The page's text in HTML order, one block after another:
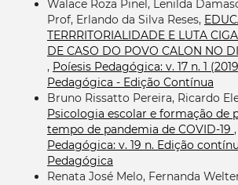
Walace Roza Pinel, Lenilda
Prof, Erlando da Silva Reses,
TERRRITORIALIDADE E LUTA
DE CASO DO POVO CALON NO
, Poíesis Pedagógica: v. 17 n. 1
Pedagógica - Edição Contínua
Bruno Rissatto Pereira, Ricardo
Psicologia escolar e formação de
tempo de pandemia de COVID-19 ,
Pedagógica: v. 19 n. Edição
Pedagógica
Renata José Melo, Fernanda